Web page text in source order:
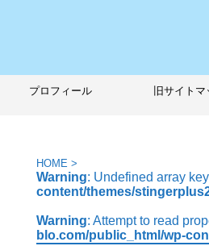
プロフィール 旧サイトマ
HOME >
Warning: Undefined array
content/themes/
Warning: Attempt to read
blo.com/public_html/wp-